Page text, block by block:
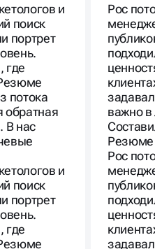
и
поиск
портрет
где
потока
обратная
В нас
и
поиск
портрет
где
Рос
важно в
Резюме
Рос